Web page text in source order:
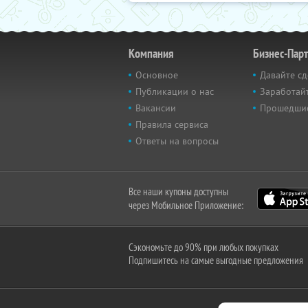
Компания
Основное
Публикации о нас
Вакансии
Правила сервиса
Ответы на вопросы
Бизнес-
Давайте
Все наши купоны доступны
через Мобильное Приложение:
Сэкономьте до 90% при любых покупках
Подпишитесь на самые выгодные предложения